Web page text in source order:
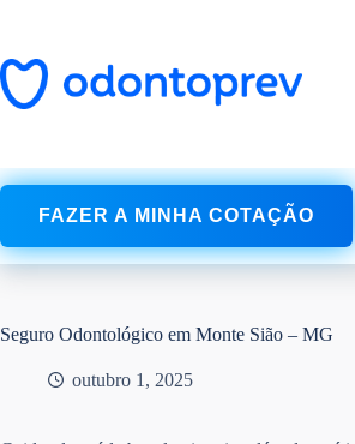
conteúdo
FAZER A MINHA COTAÇÃO
Seguro Odontológico em Monte Sião – MG
outubro 1, 2025